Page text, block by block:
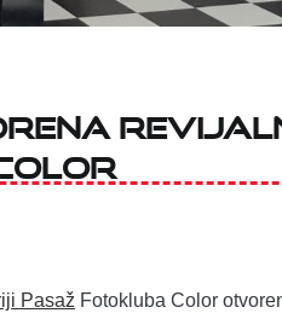
Pasaž Fotokluba Color